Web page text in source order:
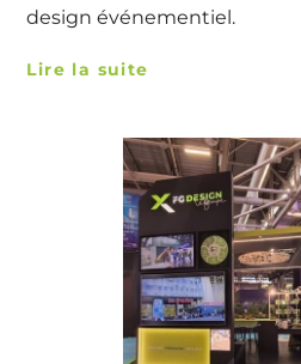
design événementiel.
Lire la suite